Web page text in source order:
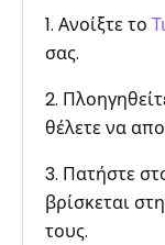
1. Ανοίξτε το
σας.
2.
θέλετε να
3. Πατήστε
βρίσκεται
τους.